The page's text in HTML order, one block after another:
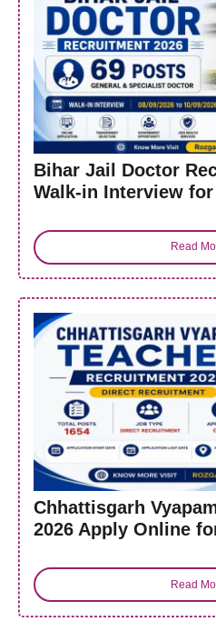
Bihar Jail Doctor
Walk-in Interview
Read
Chhattisgarh
2026 Apply Online
Read